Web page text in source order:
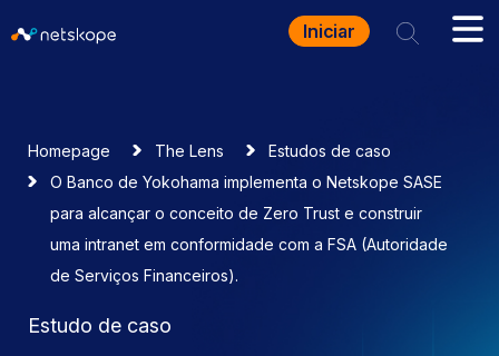
Iniciar
Homepage The Lens
Estudos de caso
O Banco de Yokohama implementa o Netskope SASE
para alcançar o conceito de Zero Trust e construir
uma intranet em conformidade com a FSA (Autoridade
de Serviços Financeiros).
Estudo de caso